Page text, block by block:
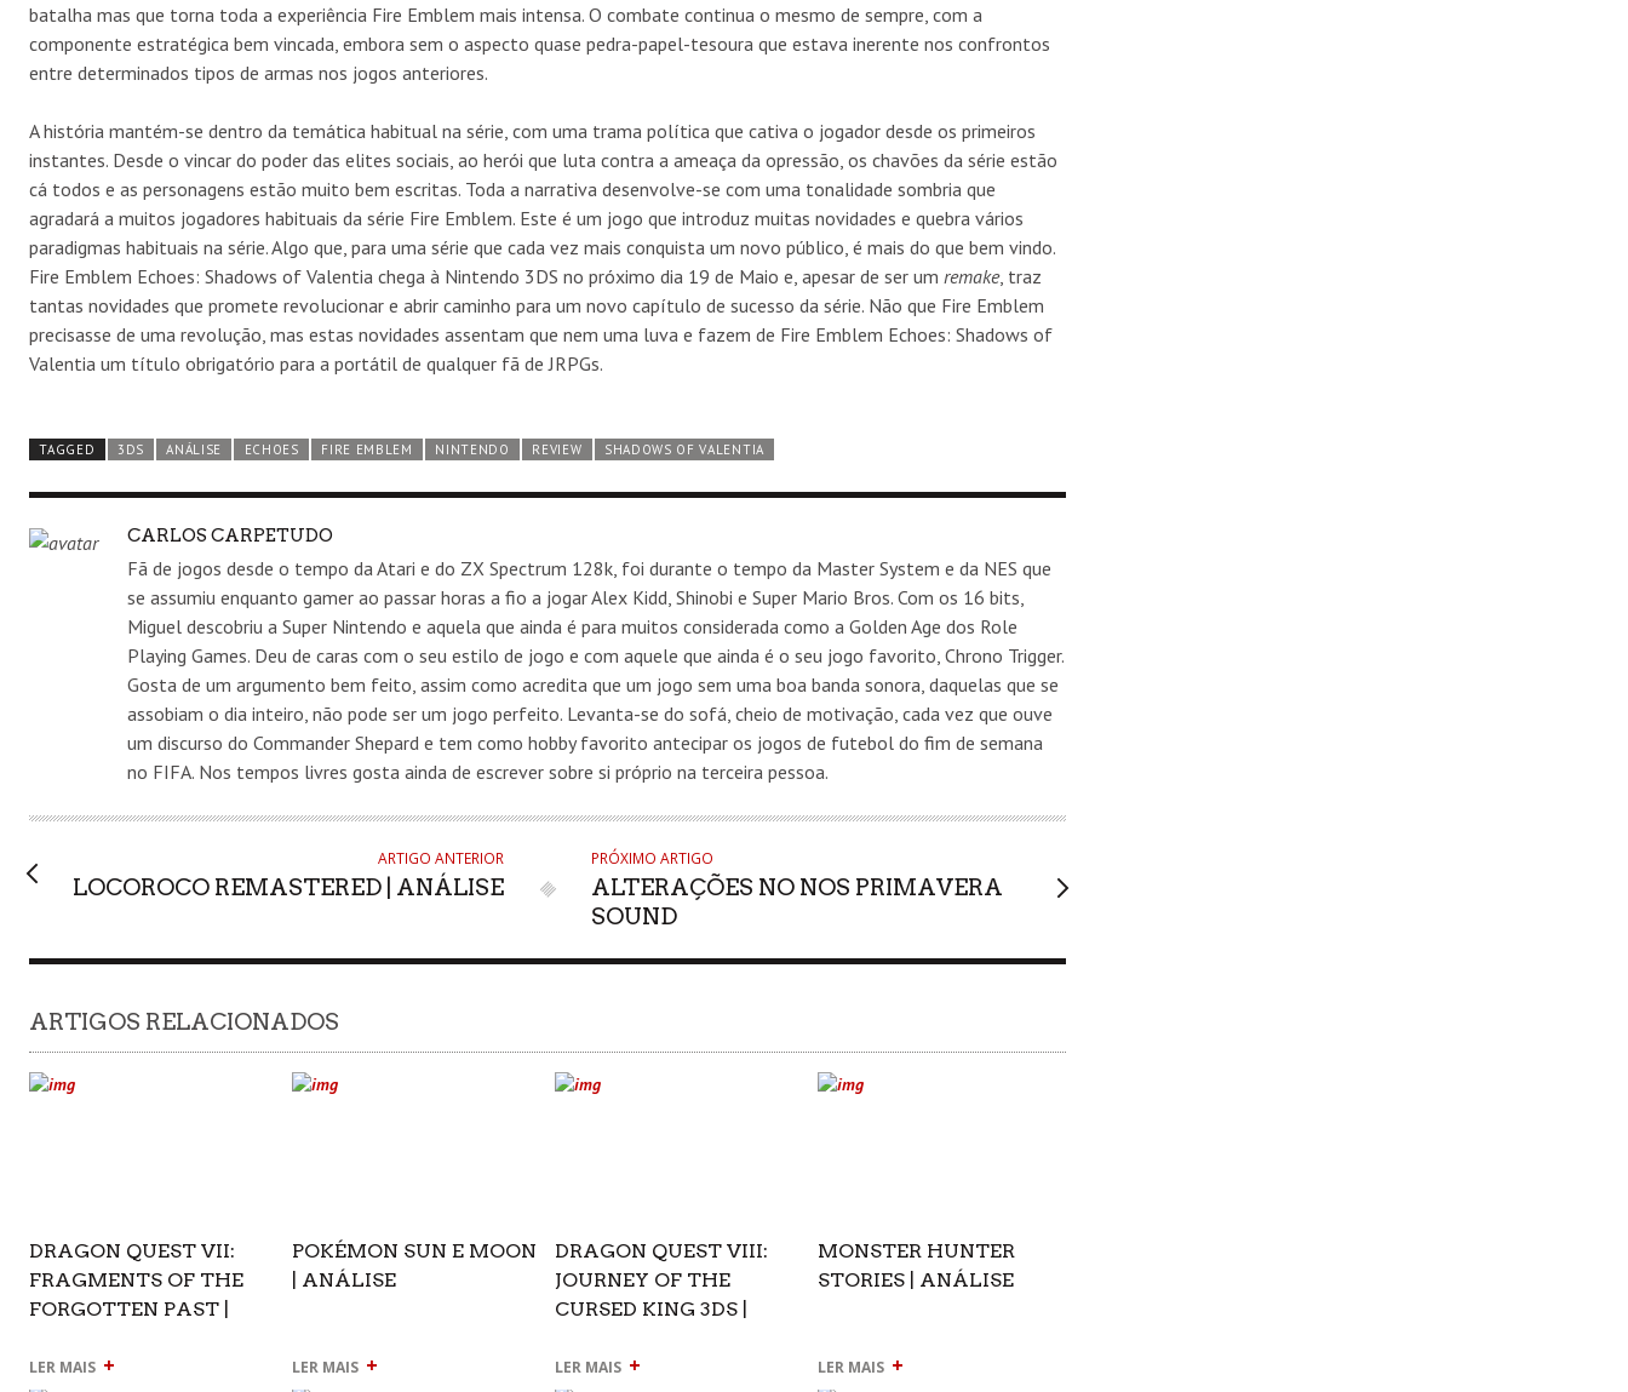
batalha mas que torna toda a experiência Fire Emblem mais intensa. O combate continua o mesmo de sempre, com a
componente estratégica bem vincada, embora sem o aspecto quase pedra-papel-tesoura que estava inerente nos confrontos
entre determinados tipos de armas nos jogos anteriores.
A história mantém-se dentro da temática habitual na série, com uma trama política que cativa o jogador desde os primeiros
instantes. Desde o vincar do poder das elites sociais, ao herói que luta contra a ameaça da opressão, os chavões da série estão
cá todos e as personagens estão muito bem escritas. Toda a narrativa desenvolve-se com uma tonalidade sombria que
agradará a muitos jogadores habituais da série Fire Emblem. Este é um jogo que introduz muitas novidades e quebra vários
paradigmas habituais na série. Algo que, para uma série que cada vez mais conquista um novo público, é mais do que bem vindo.
Fire Emblem Echoes: Shadows of Valentia chega à Nintendo 3DS no próximo dia 19 de Maio e, apesar de ser um remake, traz
tantas novidades que promete revolucionar e abrir caminho para um novo capítulo de sucesso da série. Não que Fire Emblem
precisasse de uma revolução, mas estas novidades assentam que nem uma luva e fazem de Fire Emblem Echoes: Shadows of
Valentia um título obrigatório para a portátil de qualquer fã de JRPGs.
TAGGED 3DS ANÁLISE ECHOES FIRE EMBLEM NINTENDO REVIEW SHADOWS OF VALENTIA
AUTHOR
CARLOS CARPETUDO
Fã de jogos desde o tempo da Atari e do ZX Spectrum 128k, foi durante o tempo da Master System e da NES que
se assumiu enquanto gamer ao passar horas a fio a jogar Alex Kidd, Shinobi e Super Mario Bros. Com os 16 bits,
Miguel descobriu a Super Nintendo e aquela que ainda é para muitos considerada como a Golden Age dos Role
Playing Games. Deu de caras com o seu estilo de jogo e com aquele que ainda é o seu jogo favorito, Chrono Trigger.
Gosta de um argumento bem feito, assim como acredita que um jogo sem uma boa banda sonora, daquelas que se
assobiam o dia inteiro, não pode ser um jogo perfeito. Levanta-se do sofá, cheio de motivação, cada vez que ouve
um discurso do Commander Shepard e tem como hobby favorito antecipar os jogos de futebol do fim de semana
no FIFA. Nos tempos livres gosta ainda de escrever sobre si próprio na terceira pessoa.
ARTIGO ANTERIOR
LOCOROCO REMASTERED | ANÁLISE
PRÓXIMO ARTIGO
ALTERAÇÕES NO NOS PRIMAVERA
SOUND
ARTIGOS RELACIONADOS
DRAGON QUEST VII:
FRAGMENTS OF THE
FORGOTTEN PAST |
LER MAIS +
POKÉMON SUN E MOON
| ANÁLISE
LER MAIS +
DRAGON QUEST VIII:
JOURNEY OF THE
CURSED KING 3DS |
LER MAIS +
MONSTER HUNTER
STORIES | ANÁLISE
LER MAIS +